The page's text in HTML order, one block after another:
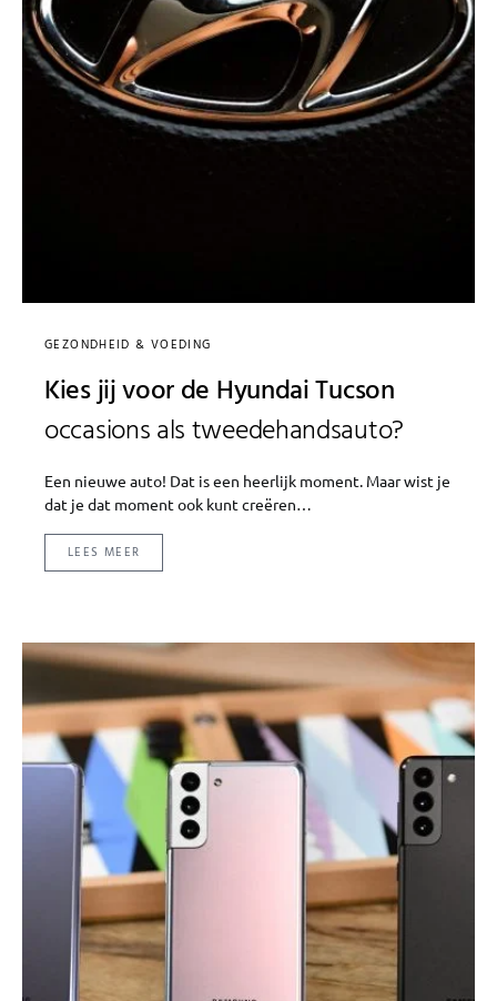
GEZONDHEID & VOEDING
Kies jij voor de Hyundai Tucson
occasions als tweedehandsauto?
Een nieuwe auto! Dat is een heerlijk moment. Maar wist je
dat je dat moment ook kunt creëren…
LEES MEER